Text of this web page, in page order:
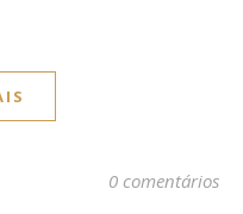
0 comentários